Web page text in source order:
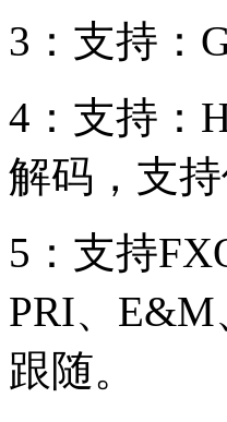
3：支持：
4：支持：
解码，支
5：支持
PRI、E&M
跟随。